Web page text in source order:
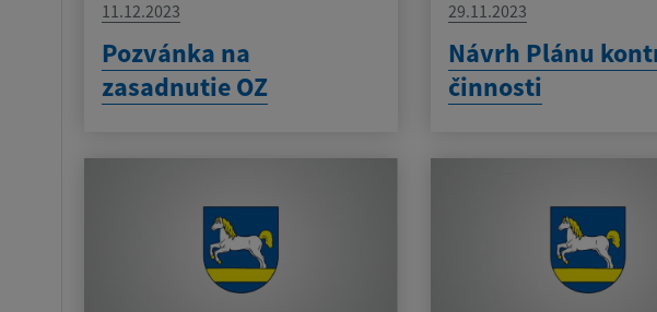
11.12.2023
Pozvánka na
zasadnutie OZ
29.11.2023
Návrh Plánu
činnosti